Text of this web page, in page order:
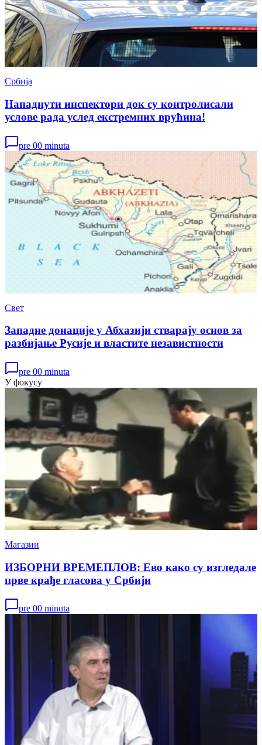
Србија
Нападнути инспектори док су контролисали
услове рада услед екстремних врућина!
pre 00 minuta
Свет
Западне донације у Абхазији стварају основ за
разбијање Русије и властите независтности
pre 00 minuta
У фокусу
Магазин
ИЗБОРНИ ВРЕМЕПЛОВ: Ево како су изгледале
прве крађе гласова у Србији
pre 00 minuta